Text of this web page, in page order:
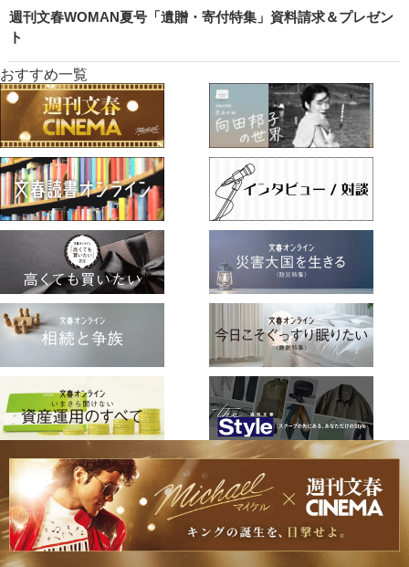
週刊文春WOMAN夏号「遺贈・寄付特集」資料請求＆プレゼン
ト
おすすめ一覧